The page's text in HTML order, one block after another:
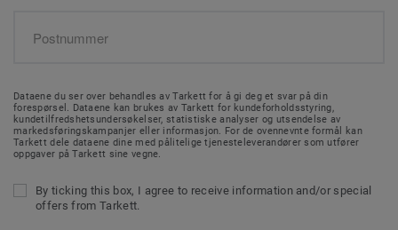
Dataene du ser over behandles av Tarkett for å gi deg et svar på din
forespørsel. Dataene kan brukes av Tarkett for kundeforholdsstyring,
kundetilfredshetsundersøkelser, statistiske analyser og utsendelse av
markedsføringskampanjer eller informasjon. For de ovennevnte formål kan
Tarkett dele dataene dine med pålitelige tjenesteleverandører som utfører
oppgaver på Tarkett sine vegne.
By ticking this box, I agree to receive information and/or special
offers from Tarkett.